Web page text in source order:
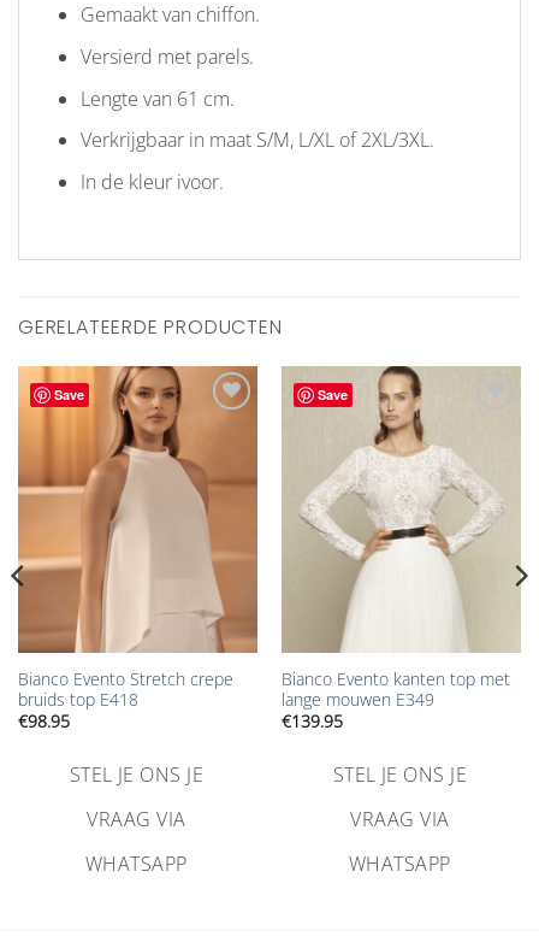
Gemaakt van chiffon.
Versierd met parels.
Lengte van 61 cm.
Verkrijgbaar in maat S/M, L/XL of 2XL/3XL.
In de kleur ivoor.
GERELATEERDE PRODUCTEN
Save
verlanglijst
toevoegen
Bianco Evento Stretch crepe
bruids top E418
€98.95
STEL JE ONS JE
VRAAG VIA
WHATSAPP
Save
toevoegen
Bianco Evento kanten top met
lange mouwen E349
€139.95
STEL JE ONS JE
VRAAG VIA
WHATSAPP